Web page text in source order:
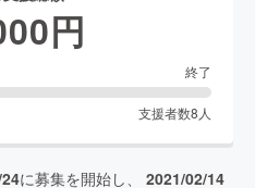
円
終了
支援者数8 人
に募集を開始し、 2021/02/14